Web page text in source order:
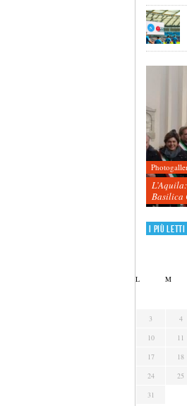
Basilica
I più letti
L M
3
4
10
11
17
18
24
25
31